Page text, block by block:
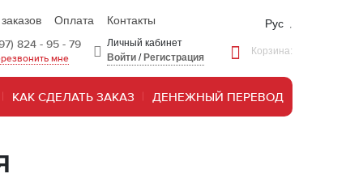
Оплата Контакты
Рус
824 - 95 - 79
мне
Личный кабинет
Войти / Регистрация
Корзина:
КАК СДЕЛАТЬ ЗАКАЗ ДЕНЕЖНЫЙ ПЕРЕВОД